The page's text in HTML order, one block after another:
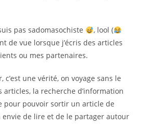
pas sadomasochiste
, lool (
de vue lorsque j’écris des articles
ou mes partenaires.
c’est une vérité, on voyage sans le
la recherche d’information
pour pouvoir sortir un article de
de lire et de le partager autour